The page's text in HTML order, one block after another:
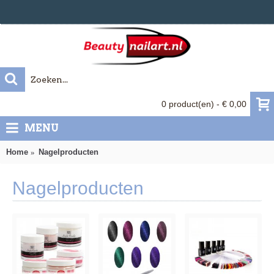
0 product(en) - € 0,00
MENU
Home Nagelproducten
Nagelproducten